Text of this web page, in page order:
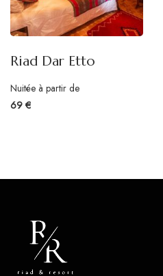
Riad Dar Etto
Nuitée à partir de
69 €